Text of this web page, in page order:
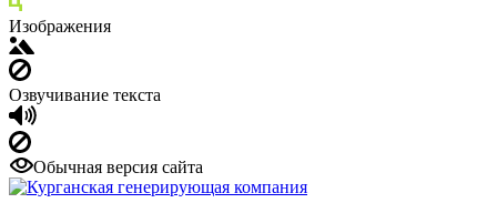
Изображения
Озвучивание текста
Обычная версия сайта